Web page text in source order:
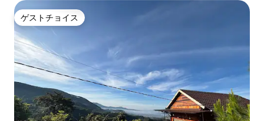
ゲストチョイス
ゲストチョイス